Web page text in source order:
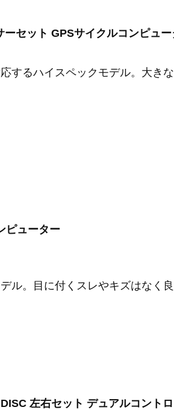
セット GPSサイクルコンピュー
するハイスペックモデル。大き
ピューター
ル。目に付くスレやキズはなく
左右セット デュアルコント